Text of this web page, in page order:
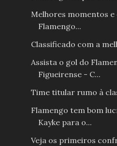
Melhores momentos
Flamengo...
Classificado com a
Assista o gol do
Figueirense - C...
Time titular rumo à
Flamengo tem bom
Kayke para o...
Veja os primeiros